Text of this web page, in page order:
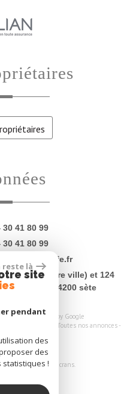
30 41 80 99
30 41 80 99
(centre ville) et 124
Corniche) - 34200 sète
powered by Google
Toutes nos annonces-
multi-supports,
à tous les types d'écrans.
reste là
site
pendant
des
des
!